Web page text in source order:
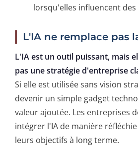
lorsqu'elles influencent
L'IA ne remplace pas
L'IA est un outil puissant, mais
pas une stratégie d'entreprise
Si elle est utilisée sans vision
devenir un simple gadget
valeur ajoutée. Les entreprises
intégrer l'IA de manière
leurs objectifs à long terme.